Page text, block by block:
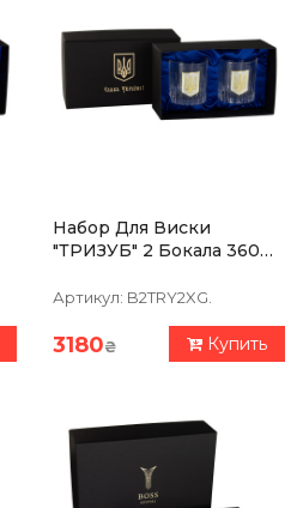
Набор Для Виски
"ТРИЗУБ" 2 Бокала 360
Изображение Из
Артикул: B2TRY2XG.
3180₴ Купить